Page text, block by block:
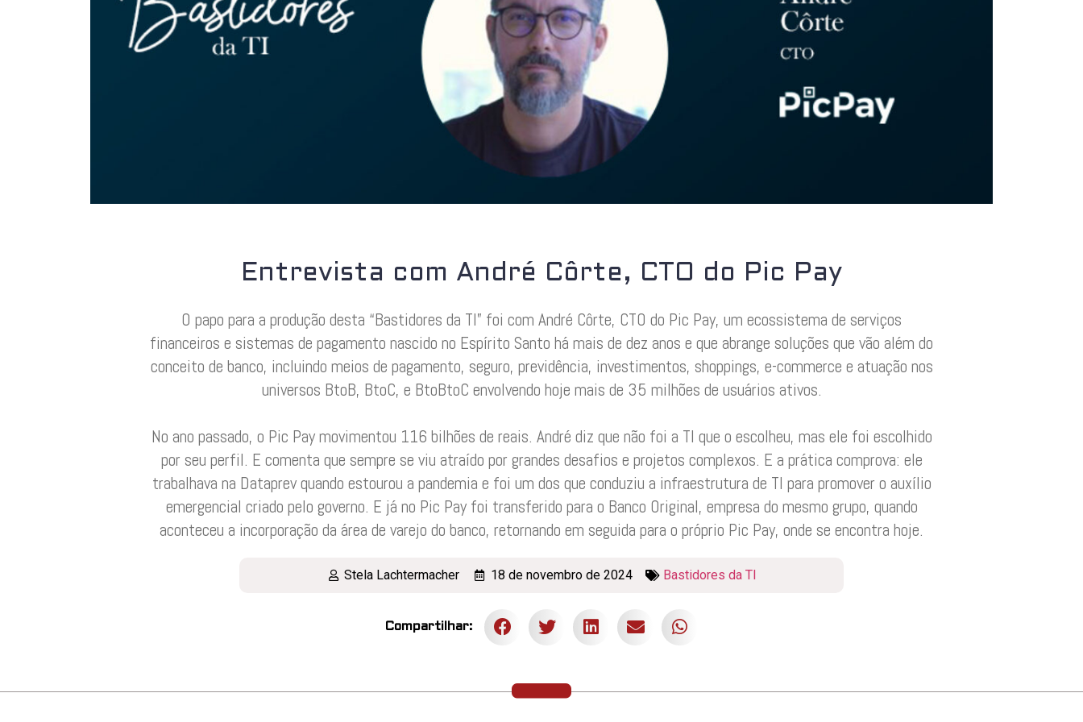
Entrevista com André Côrte, CTO do Pic Pay
O papo para a produção desta “Bastidores da TI” foi com André Côrte, CTO do Pic Pay, um ecossistema de serviços
financeiros e sistemas de pagamento nascido no Espírito Santo há mais de dez anos e que abrange soluções que vão além do
conceito de banco, incluindo meios de pagamento, seguro, previdência, investimentos, shoppings, e-commerce e atuação nos
universos BtoB, BtoC, e BtoBtoC envolvendo hoje mais de 35 milhões de usuários ativos.
No ano passado, o Pic Pay movimentou 116 bilhões de reais. André diz que não foi a TI que o escolheu, mas ele foi escolhido
por seu perfil. E comenta que sempre se viu atraído por grandes desafios e projetos complexos. E a prática comprova: ele
trabalhava na Dataprev quando estourou a pandemia e foi um dos que conduziu a infraestrutura de TI para promover o auxílio
emergencial criado pelo governo. E já no Pic Pay foi transferido para o Banco Original, empresa do mesmo grupo, quando
aconteceu a incorporação da área de varejo do banco, retornando em seguida para o próprio Pic Pay, onde se encontra hoje.
Stela Lachtermacher 18 de novembro de 2024 Bastidores da TI
Compartilhar: